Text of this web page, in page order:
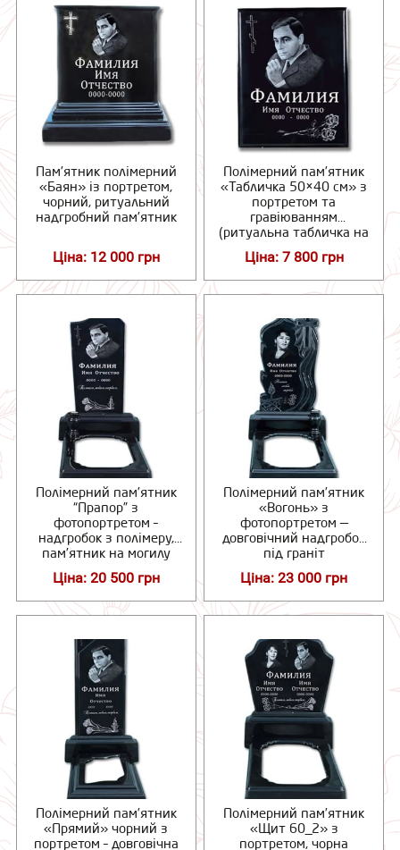
Пам’ятник полімерний
«Баян» із портретом,
чорний, ритуальний
надгробний пам’ятник
Ціна: 12 000 грн
Полімерний пам’ятник
«Табличка 50×40 см» з
портретом та
гравіюванням
(ритуальна табличка на
пам’ятник)
Ціна: 7 800 грн
Полімерний пам’ятник
“Прапор” з
фотопортретом –
надгробок з полімеру,
пам’ятник на могилу
Ціна: 20 500 грн
Полімерний пам’ятник
«Вогонь» з
фотопортретом —
довговічний надгробок
під граніт
Ціна: 23 000 грн
Полімерний пам’ятник
«Прямий» чорний з
портретом – довговічна
Полімерний пам’ятник
«Щит 60_2» з
портретом, чорна